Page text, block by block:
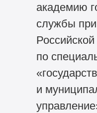
академию
службы
по
и